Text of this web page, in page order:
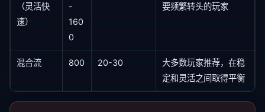
（灵活快
速）
-
160
0
要频繁转头的玩家
混合流 800 20-30
大多数玩家推荐，在稳
定和灵活之间取得平衡